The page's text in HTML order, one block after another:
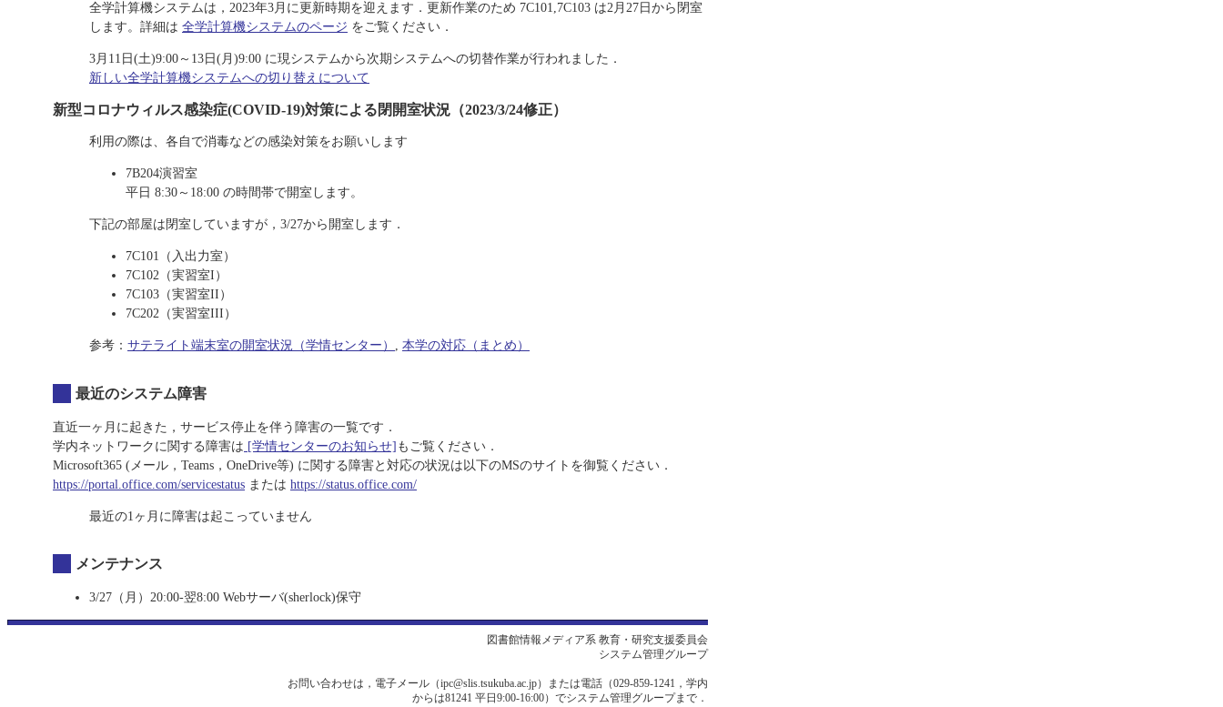
全学計算機システムは，2023年3月に更新時期を迎えます．更新作業のため 7C101,7C103 は2月27日から閉室
します。詳細は 全学計算機システムのページ をご覧ください．
3月11日(土)9:00～13日(月)9:00 に現システムから次期システムへの切替作業が行われました．
新しい全学計算機システムへの切り替えについて
新型コロナウィルス感染症(COVID-19)対策による閉開室状況（2023/3/24修正）
利用の際は、各自で消毒などの感染対策をお願いします
7B204演習室
平日 8:30～18:00 の時間帯で開室します。
下記の部屋は閉室していますが，3/27から開室します．
7C101（入出力室）
7C102（実習室I）
7C103（実習室II）
7C202（実習室III）
参考： サテライト端末室の開室状況（学情センター） , 本学の対応（まとめ）
最近のシステム障害
直近一ヶ月に起きた，サービス停止を伴う障害の一覧です．
学内ネットワークに関する障害は [学情センターのお知らせ] もご覧ください．
Microsoft365 (メール，Teams，OneDrive等) に関する障害と対応の状況は以下のMSのサイトを御覧ください．
https://portal.office.com/servicestatus または https://status.office.com/
最近の1ヶ月に障害は起こっていません
メンテナンス
3/27（月）20:00-翌8:00 Webサーバ(sherlock)保守
図書館情報メディア系 教育・研究支援委員会
システム管理グループ
お問い合わせは，電子メール（ipc@slis.tsukuba.ac.jp）または電話（029-859-1241，学内
からは81241 平日9:00-16:00）でシステム管理グループまで．